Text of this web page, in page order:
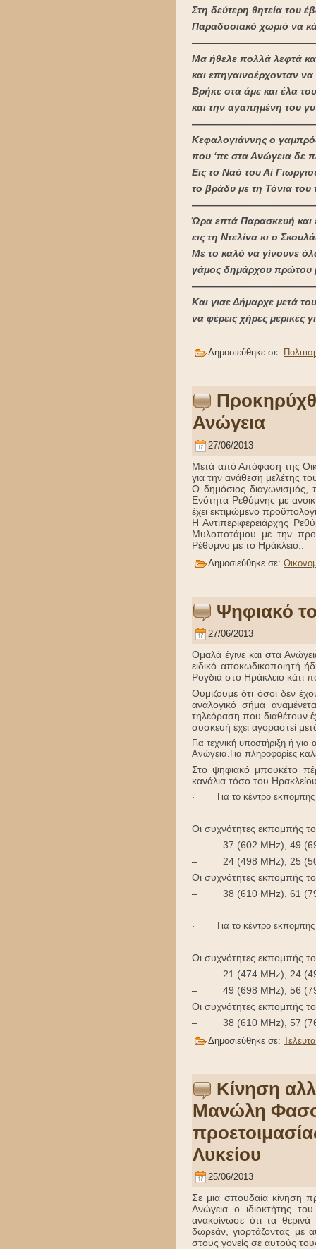
Στη δεύτερη θητεία του
Παραδοσιακό χωριό να
Μα ήθελε πολλά λεφτά
και επηγαινοέρχονταν
Βρήκε στα άμε και έλα
και την αγαπημένη του
Κεφαλογιάννης ο
που ‘πε στα Ανώγεια δε
Εις το Ναό του Αί
το βράδυ με τη Τόνια
Ώρα επτά Παρασκευή και
εις τη Ντελίνα κι ο
Με το καλό να γίνουνε
γάμος δημάρχου πρώτου
Και γιαε Δήμαρχε μετά
να φέρεις χήρες μερικές
Δημοσιεύθηκε σε:
Ανώγεια
27/06/2013
Μετά από Απόφαση της
για την ανάθεση μελέτης
Ο δημόσιος διαγωνισμός,
Ενότητα Ρεθύμνης με
έχει εκτιμώμενο
Η Αντιπεριφερειάρχης
Μυλοποτάμου με την
Ρέθυμνο με το Ηράκλειο..
Δημοσιεύθηκε σε:
Ψηφιακό
27/06/2013
Ομαλά έγινε και στα
ειδικό αποκωδικοποιητή
Ρογδιά στο Ηράκλειο κάτι
Θυμίζουμε ότι όσοι δεν
αναλογικό σήμα
τηλεόραση που διαθέτουν
συσκευή έχει αγοραστεί
Για τεχνική υποστήριξη ή
Ανώγεια.Για πληροφορίες
Στο ψηφιακό μπουκέτο
κανάλια τόσο του
· Για το κέντρο εκπομπής
Οι συχνότητες εκπομπής
– 37 (602 MHz), 49 (698
– 24 (498 MHz), 25 (506
Οι συχνότητες εκπομπής
– 38 (610 MHz), 61
· Για το κέντρο
Οι συχνότητες εκπομπής
– 21 (474 MHz), 24 (498
– 49 (698 MHz), 56 (794
Οι συχνότητες εκπομπής
– 38 (610 MHz), 57
Δημοσιεύθηκε σε:
Κίνηση
Μανώλη
Λυκείου
25/06/2013
Σε μια σπουδαία κίνηση
Ανώγεια ο ιδιοκτήτης
ανακοίνωσε ότι τα
δωρεάν, γιορτάζοντας με
στους γονείς σε αυτούς